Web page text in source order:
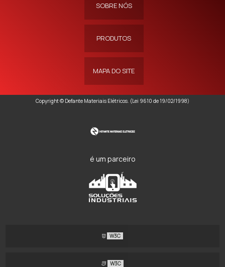
SOBRE NÓS
PRODUTOS
MAPA DO SITE
Copyright © Defante Materiais Elétricos. (Lei 9610 de 19/02/1998)
é um parceiro
W3C
W3C